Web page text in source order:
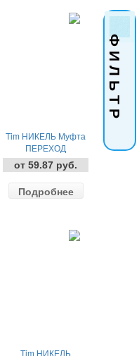
Ф И Л Ь Т Р
Tim НИКЕЛЬ Муфта
ПЕРЕХОД
от 59.87 руб.
Подробнее
Tim НИКЕЛЬ